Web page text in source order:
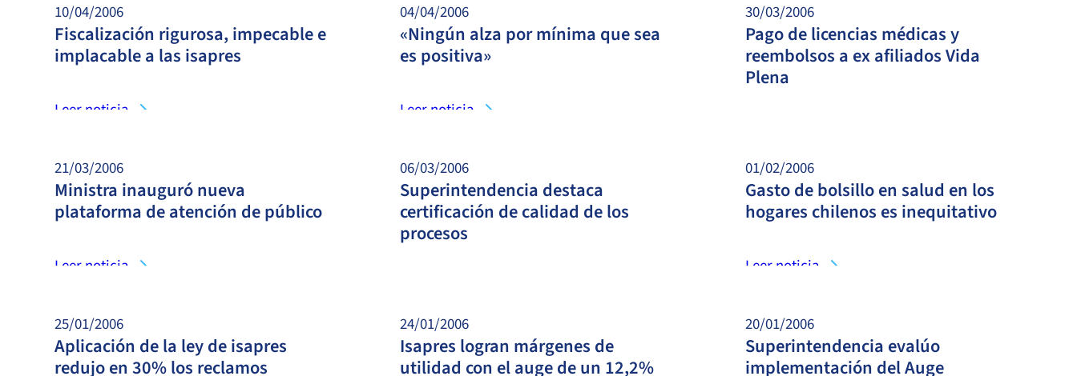
10/04/2006
Fiscalización rigurosa, impecable e
implacable a las isapres
Leer noticia
04/04/2006
«Ningún alza por mínima que sea
es positiva»
Leer noticia
30/03/2006
Pago de licencias médicas y
reembolsos a ex afiliados Vida
Plena
21/03/2006
Ministra inauguró nueva
plataforma de atención de público
Leer noticia
06/03/2006
Superintendencia destaca
certificación de calidad de los
procesos
01/02/2006
Gasto de bolsillo en salud en los
hogares chilenos es inequitativo
Leer noticia
25/01/2006
Aplicación de la ley de isapres
redujo en 30% los reclamos
24/01/2006
Isapres logran márgenes de
utilidad con el auge de un 12,2%
20/01/2006
Superintendencia evalúo
implementación del Auge